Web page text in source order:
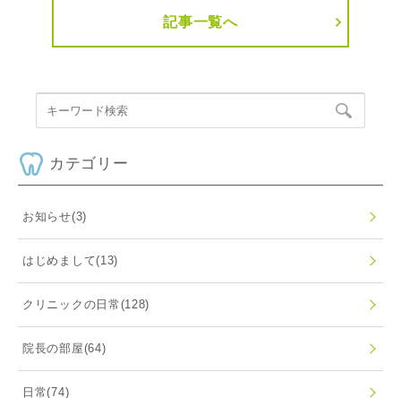
記事一覧へ
カテゴリー
お知らせ(3)
はじめまして(13)
クリニックの日常(128)
院長の部屋(64)
日常(74)